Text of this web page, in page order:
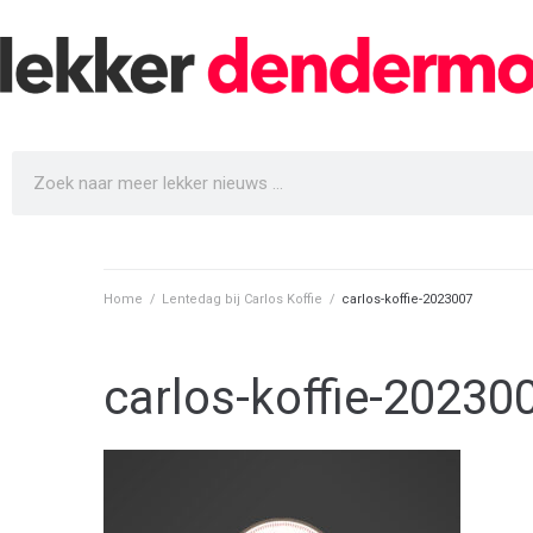
Home / Lentedag bij Carlos Koffie / carlos-koffie-2023007
carlos-koffie-